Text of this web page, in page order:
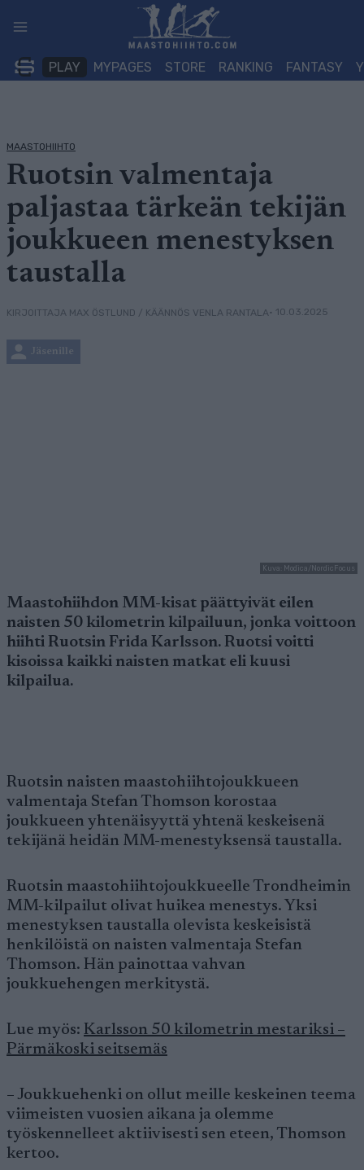
sisältöön
PLAY MYPAGES STORE RANKING FANTASY
MAASTOHIIHTO
Ruotsin valmentaja
paljastaa tärkeän tekijän
joukkueen menestyksen
taustalla
KIRJOITTAJA MAX ÖSTLUND / KÄÄNNÖS VENLA RANTALA• 10.03.2025
Jäsenille
Kuva: Modica/NordicFocus
Maastohiihdon MM-kisat päättyivät eilen
naisten 50 kilometrin kilpailuun, jonka voittoon
hiihti Ruotsin Frida Karlsson. Ruotsi voitti
kisoissa kaikki naisten matkat eli kuusi
kilpailua.
Ruotsin naisten maastohiihtojoukkueen
valmentaja Stefan Thomson korostaa
joukkueen yhtenäisyyttä yhtenä keskeisenä
tekijänä heidän MM-menestyksensä taustalla.
Ruotsin maastohiihtojoukkueelle Trondheimin
MM-kilpailut olivat huikea menestys. Yksi
menestyksen taustalla olevista keskeisistä
henkilöistä on naisten valmentaja Stefan
Thomson. Hän painottaa vahvan
joukkuehengen merkitystä.
Lue myös: Karlsson 50 kilometrin mestariksi –
Pärmäkoski seitsemäs
– Joukkuehenki on ollut meille keskeinen teema
viimeisten vuosien aikana ja olemme
työskennelleet aktiivisesti sen eteen, Thomson
kertoo.